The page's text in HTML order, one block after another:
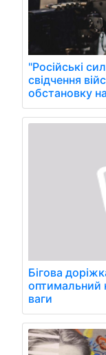
"Російські
свідчення
обстановку
Бігова
оптимальний
ваги